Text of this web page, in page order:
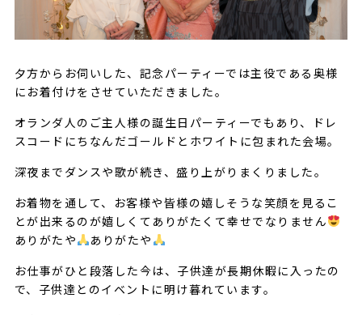
夕方からお伺いした、記念パーティーでは主役である奥様
にお着付けをさせていただきました。
オランダ人のご主人様の誕生日パーティーでもあり、ドレ
スコードにちなんだゴールドとホワイトに包まれた会場。
深夜までダンスや歌が続き、盛り上がりまくりました。
お着物を通して、お客様や皆様の嬉しそうな笑顔を見るこ
とが出来るのが嬉しくてありがたくて幸せでなりません
ありがたや
ありがたや
お仕事がひと段落した今は、子供達が長期休暇に入ったの
で、子供達とのイベントに明け暮れています。